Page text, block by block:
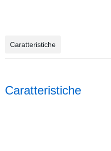
Caratteristiche
Caratteristiche